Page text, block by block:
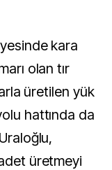
kara
olan tır
üretilen yük
hattında da
üretmeyi